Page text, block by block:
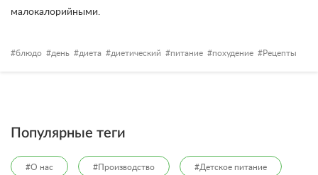
малокалорийными.
блюдо день диета диетический питание похудение Рецепты
Популярные теги
#О нас #Производство #Детское питание